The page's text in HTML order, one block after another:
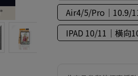
Air4/5/Pro｜10.9/
IPAD 10/11｜橫向